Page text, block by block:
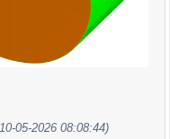
05-2026 08:08:44)